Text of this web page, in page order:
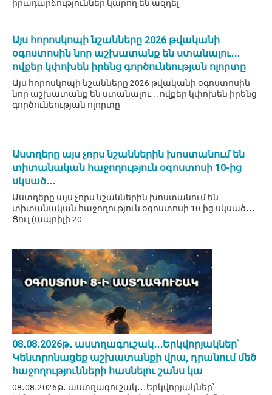
իրադարձություններ կարող են ազդել
Այս հորոսկոպի նշանները 2026 թվականի
օգոստոսին նոր աշխատանք են ստանալու․․․
ովքեր կփոխեն իրենց գործունեության ոլորտը
Այս հորոսկոպի նշանները 2026 թվականի օգոստոսին
նոր աշխատանք են ստանալու․․․ովքեր կփոխեն իրենց
գործունեության ոլորտը
Աստղերը այս չորս նշաններին խոստանում են
տիտանական հաջողություն օգոստոսի 10-ից
սկսած․․․
Աստղերը այս չորս նշաններին խոստանում են
տիտանական հաջողություն օգոստոսի 10-ից սկսած․․․
Ցուլ (ապրիլի 20
08․08․2026թ․ աստղագուշակ․․․Երկվորյակներ՝
Կենտրոնացեք աշխատանքի վրա, դրանում մեծ
հաջողությունների հասնելու շանս կա
08․08․2026թ․ աստղագուշակ․․․Երկվորյակներ՝